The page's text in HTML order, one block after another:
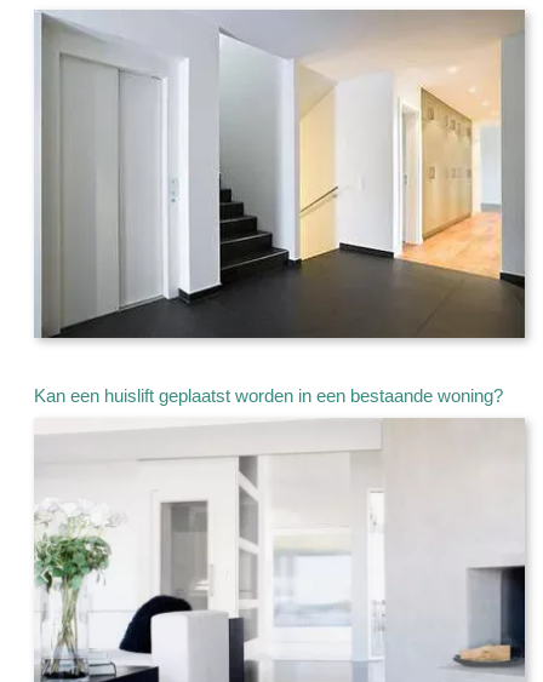
Kan een huislift geplaatst worden in een bestaande woning?